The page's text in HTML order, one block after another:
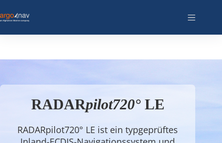
RADARpilot720° LE
RADARpilot720° LE ist ein typgeprüftes